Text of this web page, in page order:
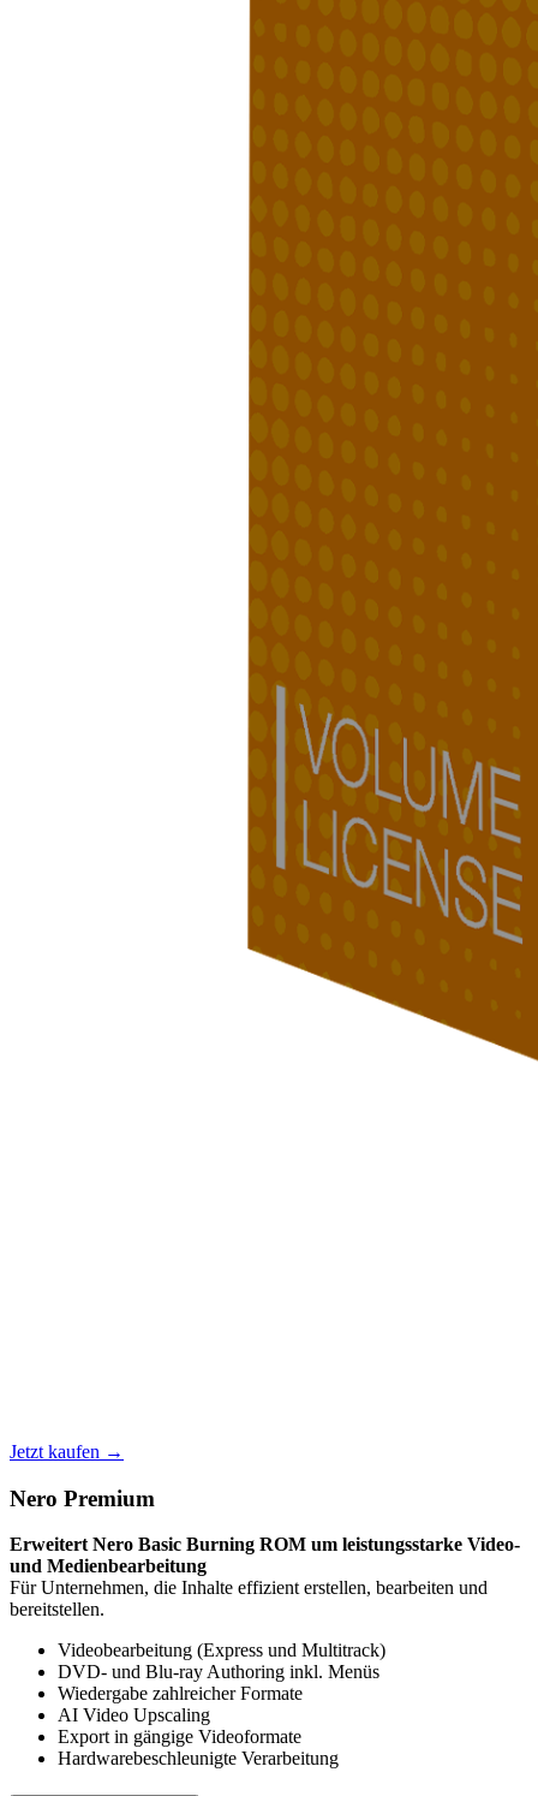
Jetzt kaufen →
Nero Premium
Erweitert Nero Basic Burning ROM um leistungsstarke Video-
und Medienbearbeitung
Für Unternehmen, die Inhalte effizient erstellen, bearbeiten und
bereitstellen.
Videobearbeitung (Express und Multitrack)
DVD- und Blu-ray Authoring inkl. Menüs
Wiedergabe zahlreicher Formate
AI Video Upscaling
Export in gängige Videoformate
Hardwarebeschleunigte Verarbeitung